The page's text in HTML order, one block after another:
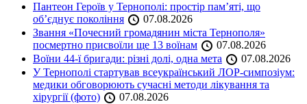
Пантеон Героїв у Тернополі: простір пам’яті, що
об’єднує покоління
07.08.2026
Звання «Почесний громадянин міста Тернополя»
посмертно присвоїли ще 13 воїнам
07.08.2026
Воїни 44-ї бригади: різні долі, одна мета
07.08.2026
У Тернополі стартував всеукраїнський ЛОР-симпозіум:
медики обговорюють сучасні методи лікування та
хірургії (фото)
07.08.2026